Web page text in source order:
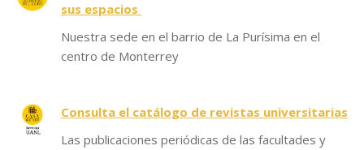
sus espacios
Nuestra sede en el barrio de La Purísima en el
centro de Monterrey
Consulta el catálogo de revistas universitarias
Las publicaciones periódicas de las facultades y